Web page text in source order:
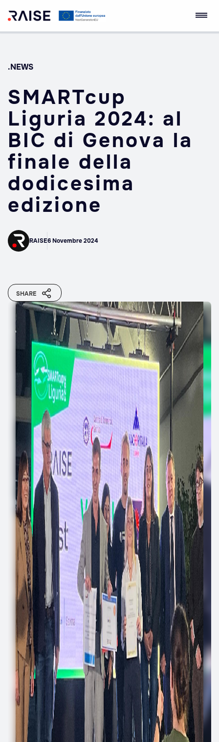
Skip
RAISE
Empowerment
.NEWS
SMARTcup
Liguria 2024: al
BIC di Genova la
finale della
dodicesima
edizione
RAISE6 Novembre 2024
SHARE